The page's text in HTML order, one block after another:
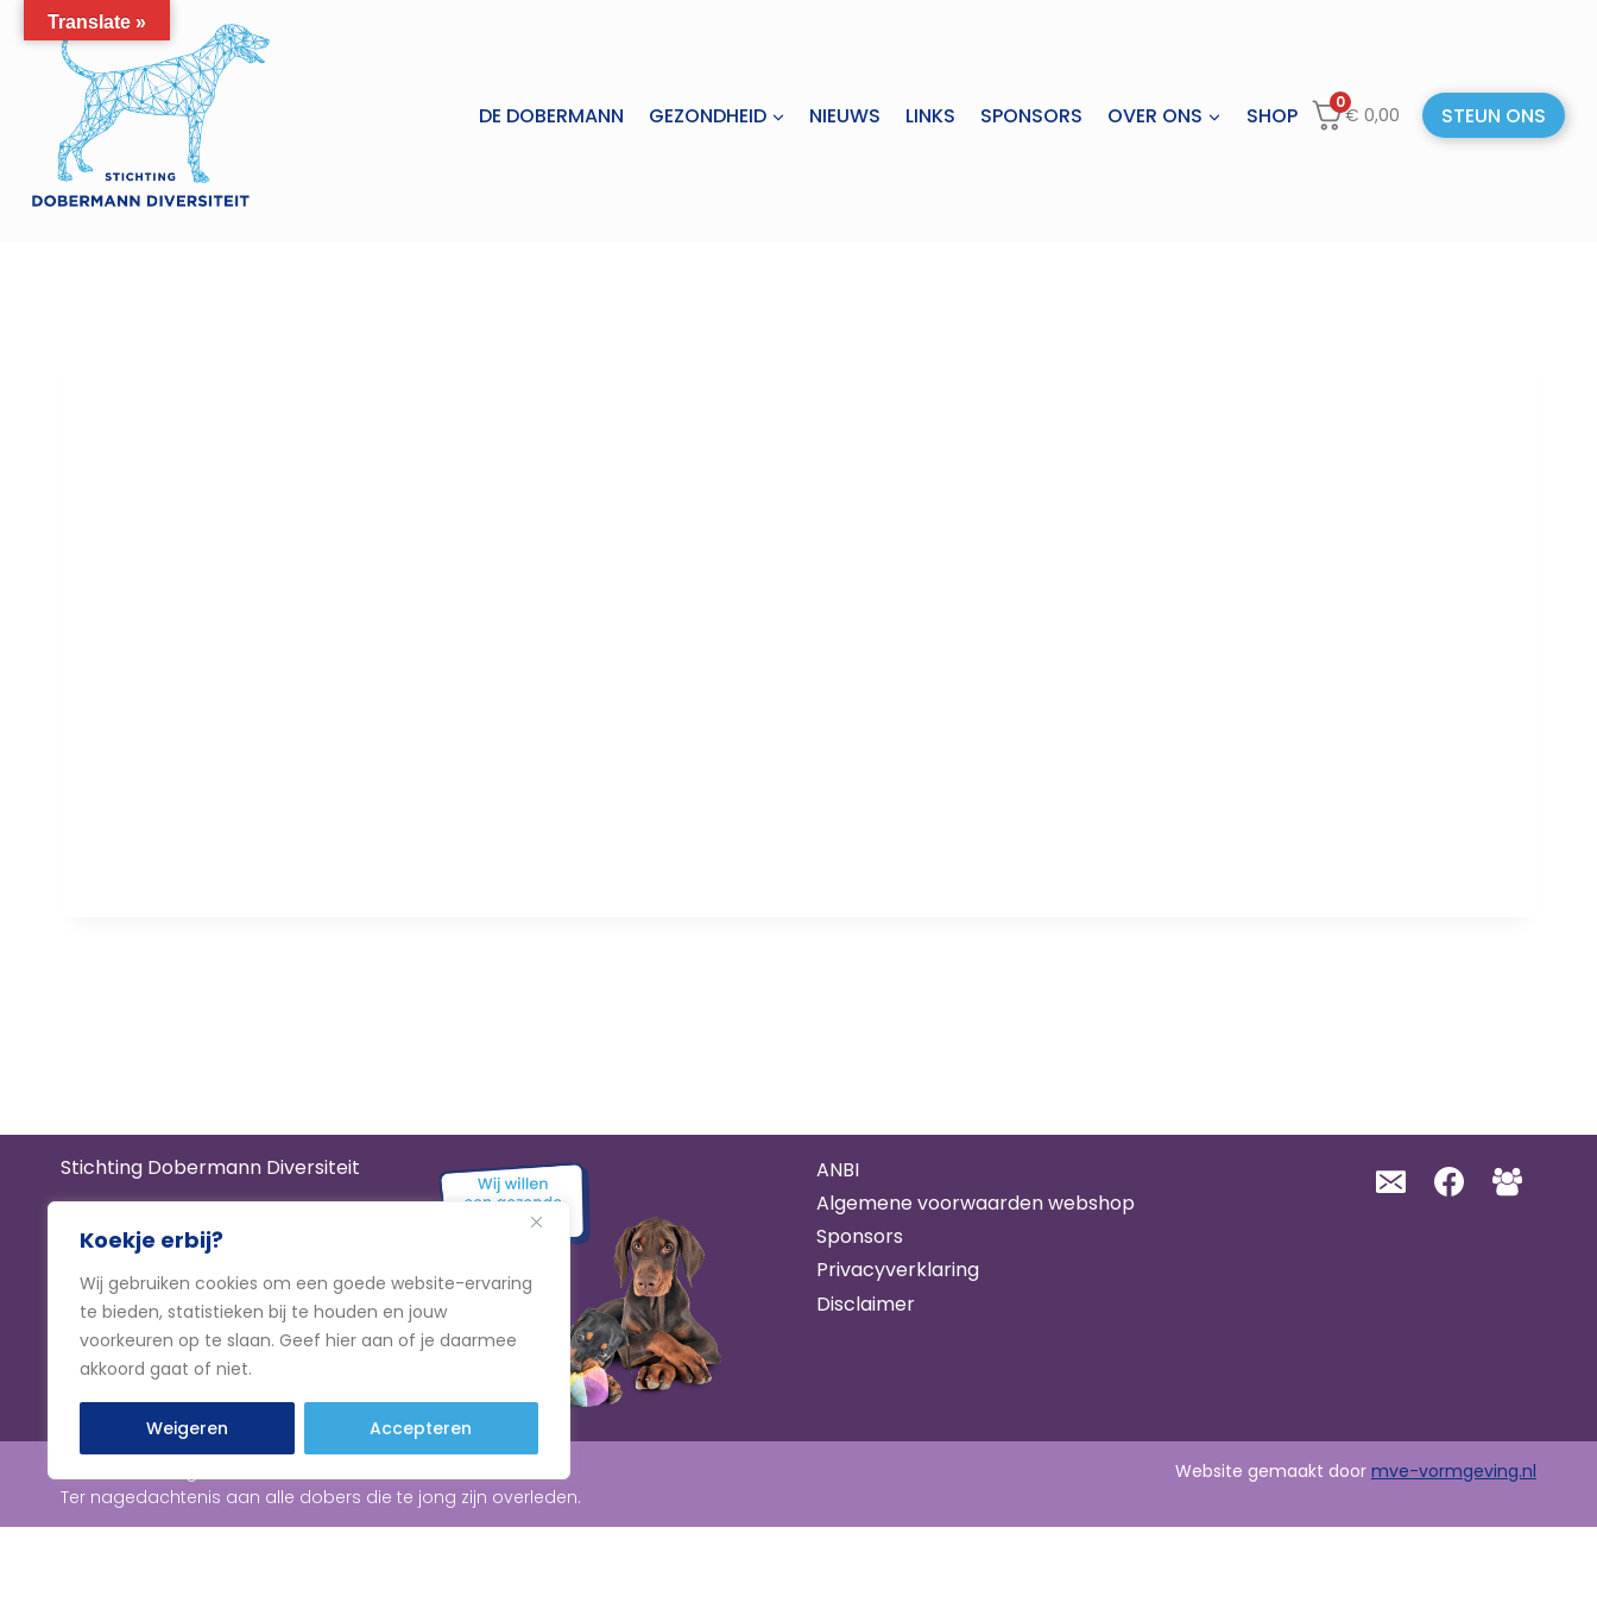
Koekje erbij?
Wij gebruiken cookies om een goede website-ervaring
te bieden, statistieken bij te houden en jouw
voorkeuren op te slaan. Geef hier aan of je daarmee
akkoord gaat of niet.
Weigeren Accepteren
Doorgaan
naar
DE DOBERMANN
GEZONDHEID NIEUWS LINKS SPONSORS OVER ONS SHOP 0
€ 0,00 STEUN ONS
Stichting Dobermann Diversiteit
KvK
93807791
RSIN 866534714
IBAN NL61 TRIO 0320 9107 33
ANBI
Algemene voorwaarden webshop
Sponsors
Privacyverklaring
Disclaimer
Ter nagedachtenis aan alle dobers die te jong zijn overleden.
Website gemaakt door mve-vormgeving.nl
Translate »